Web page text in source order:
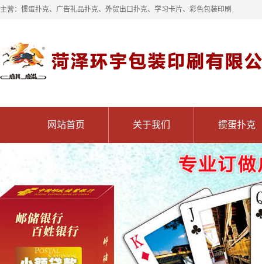
主营：惯蛋扑克、广告礼品扑克、外贸出口扑克、学习卡片、彩色包装印刷
网站首页 关于我们 掼蛋扑克